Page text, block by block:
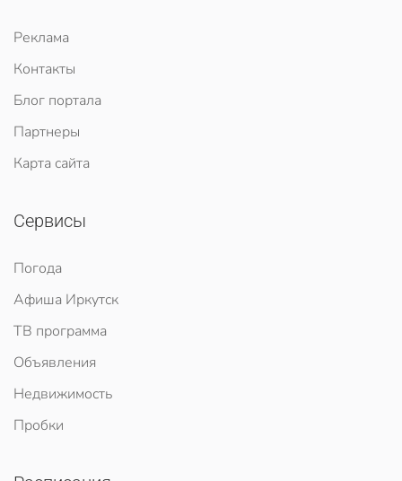
Реклама
Контакты
Блог портала
Партнеры
Карта сайта
Сервисы
Погода
Афиша Иркутск
ТВ программа
Объявления
Недвижимость
Пробки